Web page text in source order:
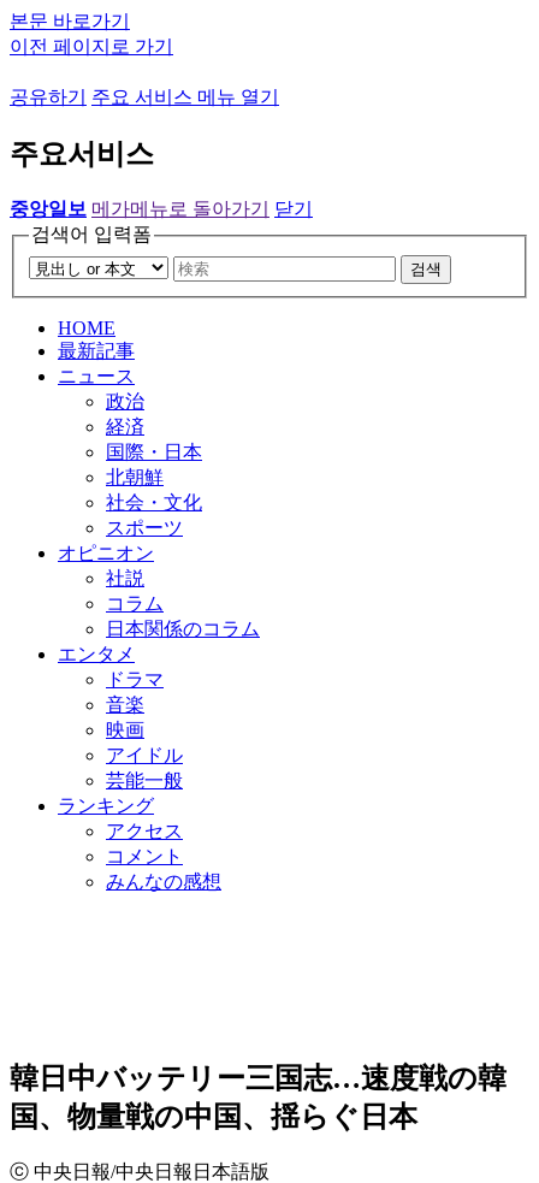
본문 바로가기
이전 페이지로 가기
공유하기 주요 서비스 메뉴 열기
주요서비스
중앙일보 메가메뉴로 돌아가기
닫기
검색어 입력폼
검색
HOME
最新記事
ニュース
政治
経済
国際・日本
北朝鮮
社会・文化
スポーツ
オピニオン
社説
コラム
日本関係のコラム
エンタメ
ドラマ
音楽
映画
アイドル
芸能一般
ランキング
アクセス
コメント
みんなの感想
韓日中バッテリー三国志…速度戦の韓
国、物量戦の中国、揺らぐ日本
ⓒ 中央日報/中央日報日本語版